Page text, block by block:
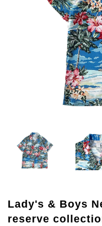
Lady's & Boys
reserve